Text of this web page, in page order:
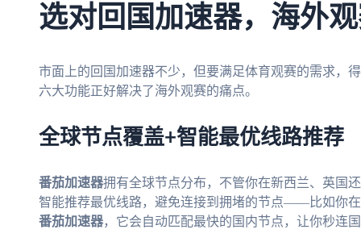
选对回国加速器，海外
市面上的回国加速器不少，但要满足体育观赛的需求，
六大功能正好解决了海外观赛的痛点。
全球节点覆盖+智能最优线路推荐
番茄加速器拥有全球节点分布，不管你在新西兰、英国
智能推荐最优线路，避免连接到拥堵的节点——比如你
番茄加速器，它会自动匹配最快的国内节点，让你秒连